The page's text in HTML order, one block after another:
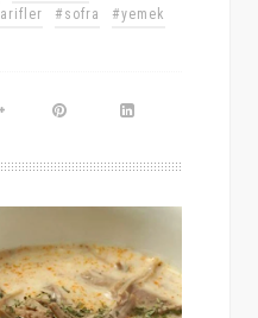
#sofra
#yemek